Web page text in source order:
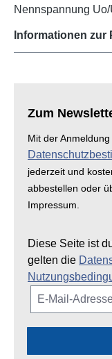
Nennspannung
Informationen
Zum
Mit der
jederzeit und
abbestellen oder
Impressum.
Diese Seite ist
gelten die